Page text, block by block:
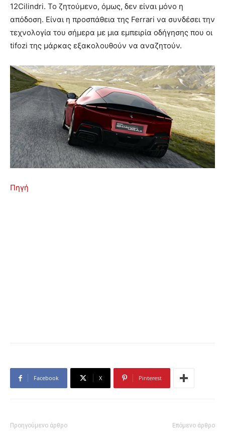
12Cilindri. Το ζητούμενο, όμως, δεν είναι μόνο η
απόδοση. Είναι η προσπάθεια της Ferrari να συνδέσει την
τεχνολογία του σήμερα με μια εμπειρία οδήγησης που οι
tifozi της μάρκας εξακολουθούν να αναζητούν.
Πηγή
Facebook X Pinterest
Προηγούμενο άρθρο Επόμενο άρθρο